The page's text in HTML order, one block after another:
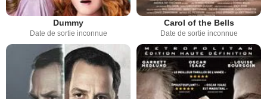
Dummy
Date de sortie inconnue
Carol of the Bells
Date de sortie inconnue